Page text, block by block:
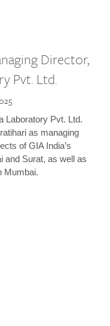
Director,
Pvt. Ltd.
Laboratory Pvt. Ltd.
as managing
of GIA India’s
and Surat, as well as
Mumbai.